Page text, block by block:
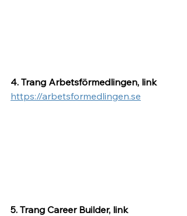
4. Trang Arbetsförmedlingen, link
https://arbetsformedlingen.se
5. Trang Career Builder, link